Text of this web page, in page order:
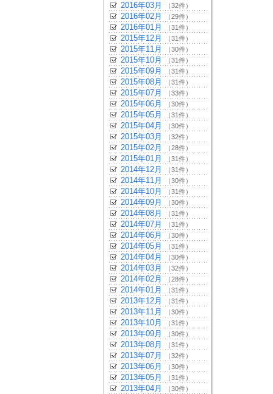
2016年03月 （32件）
2016年02月 （29件）
2016年01月 （31件）
2015年12月 （31件）
2015年11月 （30件）
2015年10月 （31件）
2015年09月 （31件）
2015年08月 （31件）
2015年07月 （33件）
2015年06月 （30件）
2015年05月 （31件）
2015年04月 （30件）
2015年03月 （32件）
2015年02月 （28件）
2015年01月 （31件）
2014年12月 （31件）
2014年11月 （30件）
2014年10月 （31件）
2014年09月 （30件）
2014年08月 （31件）
2014年07月 （31件）
2014年06月 （30件）
2014年05月 （31件）
2014年04月 （30件）
2014年03月 （32件）
2014年02月 （28件）
2014年01月 （31件）
2013年12月 （31件）
2013年11月 （30件）
2013年10月 （31件）
2013年09月 （30件）
2013年08月 （31件）
2013年07月 （32件）
2013年06月 （30件）
2013年05月 （31件）
2013年04月 （30件）